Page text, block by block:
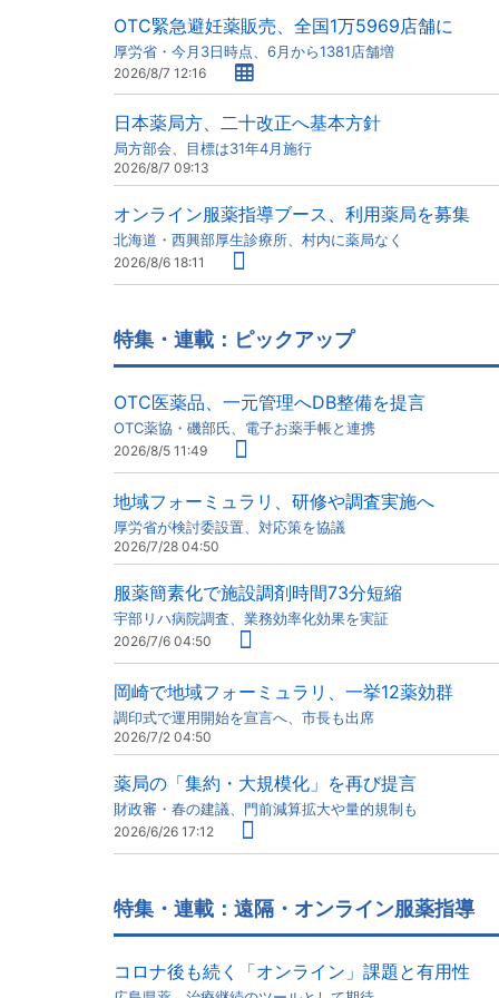
OTC緊急避妊薬販売、全国1万5969店舗に
厚労省・今月3日時点、6月から1381店舗増
2026/8/7 12:16
日本薬局方、二十改正へ基本方針
局方部会、目標は31年4月施行
2026/8/7 09:13
オンライン服薬指導ブース、利用薬局を募集
北海道・西興部厚生診療所、村内に薬局なく
2026/8/6 18:11
特集・連載：ピックアップ
OTC医薬品、一元管理へDB整備を提言
OTC薬協・磯部氏、電子お薬手帳と連携
2026/8/5 11:49
地域フォーミュラリ、研修や調査実施へ
厚労省が検討委設置、対応策を協議
2026/7/28 04:50
服薬簡素化で施設調剤時間73分短縮
宇部リハ病院調査、業務効率化効果を実証
2026/7/6 04:50
岡崎で地域フォーミュラリ、一挙12薬効群
調印式で運用開始を宣言へ、市長も出席
2026/7/2 04:50
薬局の「集約・大規模化」を再び提言
財政審・春の建議、門前減算拡大や量的規制も
2026/6/26 17:12
特集・連載：遠隔・オンライン服薬指導
コロナ後も続く「オンライン」課題と有用性